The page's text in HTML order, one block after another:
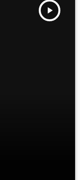
play_arrow